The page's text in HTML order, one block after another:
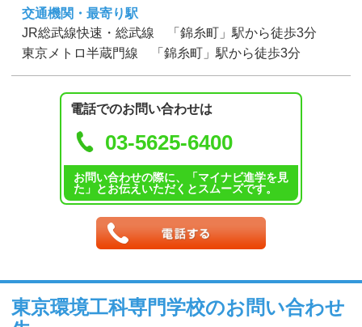
交通機関・最寄り駅
JR総武線快速・総武線 「錦糸町」駅から徒歩3分
東京メトロ半蔵門線 「錦糸町」駅から徒歩3分
電話でのお問い合わせは
03-5625-6400
お問い合わせの際に、「マイナビ進学を見
た」とお伝えいただくとスムーズです。
東京環境工科専門学校のお問い合わせ